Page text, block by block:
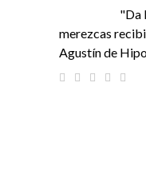
"Da
merezcas
Agustín de